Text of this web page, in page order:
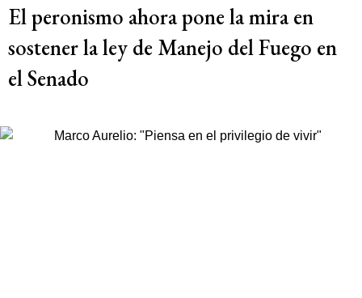
El peronismo ahora pone la mira en
sostener la ley de Manejo del Fuego en
el Senado